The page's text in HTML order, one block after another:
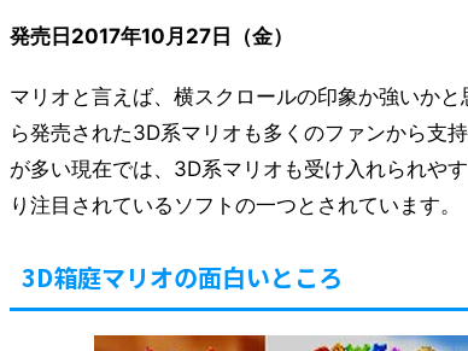
発売日2017年10月27日（金）
マリオと言えば、横スクロールの印象か強いか
ら発売された3D系マリオも多くのファンから支
が多い現在では、3D系マリオも受け入れられや
り注目されているソフトの一つとされています。
3D箱庭マリオの面白いところ